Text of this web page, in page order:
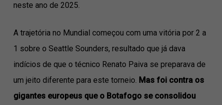
neste ano de 2025.
A trajetória no Mundial começou com uma vitória por 2 a
1 sobre o Seattle Sounders, resultado que já dava
indícios de que o técnico Renato Paiva se preparava de
um jeito diferente para este torneio. Mas foi contra os
gigantes europeus que o Botafogo se consolidou